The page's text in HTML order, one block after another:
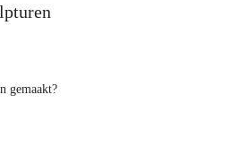
gemaakt?